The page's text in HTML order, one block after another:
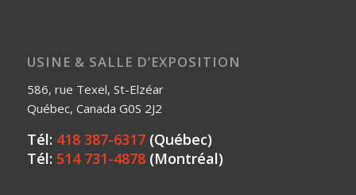
USINE & SALLE D’EXPOSITION
586, rue Texel, St-Elzéar
Québec, Canada G0S 2J2
Tél: 418 387-6317(Québec)
Tél: 514 731-4878(Montréal)